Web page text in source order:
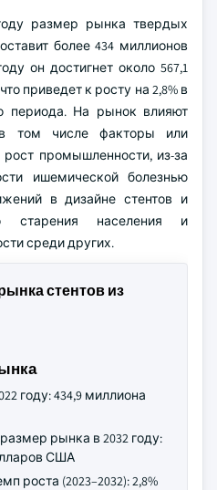
размер рынка твердых
более 434 миллионов
он достигнет около 567,1
приведет к росту на 2,8% в
периода. На рынок влияют
в том числе факторы или
промышленности, из-за
ишемической болезнью
в дизайне стентов и
старения населения и
среди других.
стентов из
году: 434,9 миллиона
рынка в 2032 году:
США
роста (2023–2032): 2,8%